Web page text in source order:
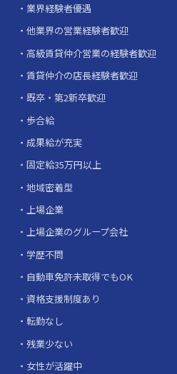
業界経験者優遇
他業界の営業経験者歓迎
高級賃貸仲介営業の経験者歓迎
賃貸仲介の店長経験者歓迎
既卒・第2新卒歓迎
歩合給
成果給が充実
固定給35万円以上
地域密着型
上場企業
上場企業のグループ会社
学歴不問
自動車免許未取得でもOK
資格支援制度あり
転勤なし
残業少ない
女性が活躍中